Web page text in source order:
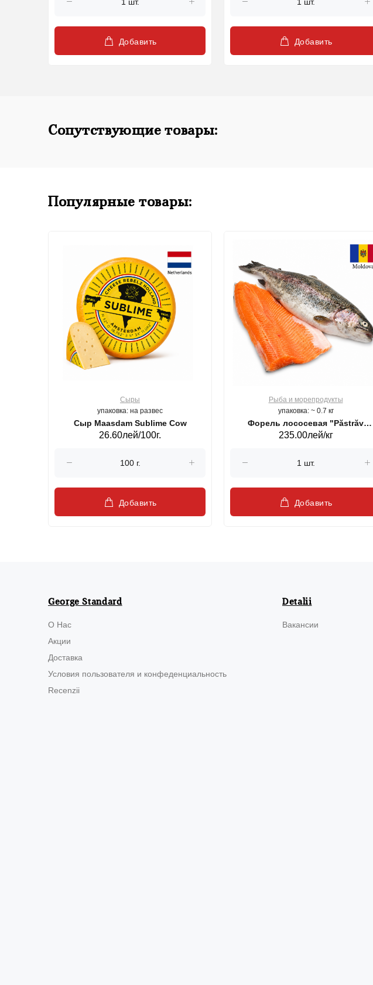
Добавить Добавить
Сопутствующие товары:
Популярные товары:
Сыры
упаковка: на развес
Сыр Maasdam Sublime Cow
26.60лей/100г.
Добавить
Рыба и морепродукты
упаковка: ~ 0.7 кг
Форель лососевая "Păstrăv
Moldovenesc"
235.00лей/кг
Добавить
George Standard
О Нас
Акции
Доставка
Условия пользователя и конфеденциальность
Recenzii
Detalii
Вакансии